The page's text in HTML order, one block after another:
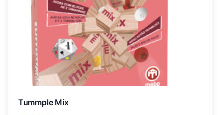
Tummple Mix